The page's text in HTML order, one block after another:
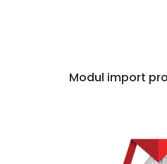
Modul import